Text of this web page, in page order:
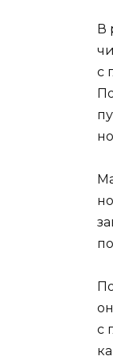
В
с
с